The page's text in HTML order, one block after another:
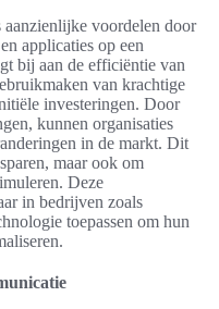
voordelen door
applicaties op een
bij aan de efficiëntie van
van krachtige
investeringen. Door
kunnen organisaties
in de markt. Dit
maar ook om
Deze
in bedrijven zoals
toepassen om hun